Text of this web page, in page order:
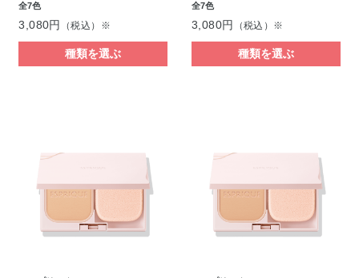
全7色
3,080円 （税込）※
種類を選ぶ
全7色
3,080円 （税込）※
種類を選ぶ